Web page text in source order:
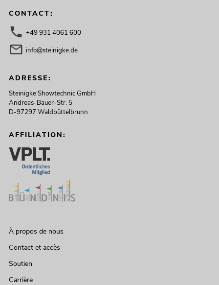
CONTACT:
+49 931 4061 600
info@steinigke.de
ADRESSE:
Steinigke Showtechnic GmbH
Andreas-Bauer-Str. 5
D-97297 Waldbüttelbrunn
AFFILIATION:
À propos de nous
Contact et accès
Soutien
Carrière